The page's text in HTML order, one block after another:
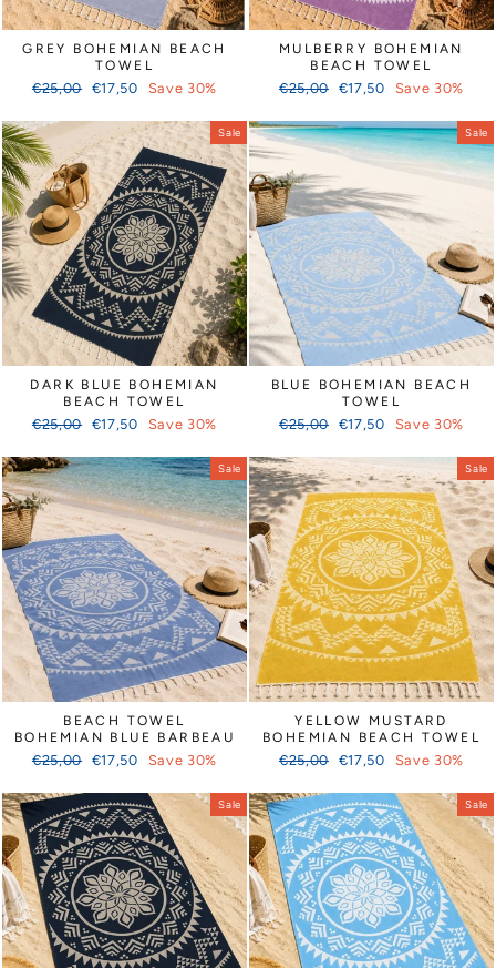
GREY BOHEMIAN BEACH
TOWEL
Regular
€25,00 Sale
€17,50 Save 30%
MULBERRY BOHEMIAN
BEACH TOWEL
Regular
€25,00 Sale
€17,50 Save 30%
Sale
DARK BLUE BOHEMIAN
BEACH TOWEL
Regular
€25,00 Sale
€17,50 Save 30%
Sale
BLUE BOHEMIAN BEACH
TOWEL
Regular
€25,00 Sale
€17,50 Save 30%
Sale
BEACH TOWEL
BOHEMIAN BLUE BARBEAU
Regular
€25,00 Sale
€17,50 Save 30%
Sale
YELLOW MUSTARD
BOHEMIAN BEACH TOWEL
Regular
€25,00 Sale
€17,50 Save 30%
Sale Sale